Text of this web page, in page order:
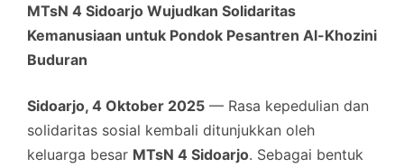
MTsN 4 Sidoarjo Wujudkan Solidaritas
Kemanusiaan untuk Pondok Pesantren Al-Khozini
Buduran
Sidoarjo, 4 Oktober 2025 — Rasa kepedulian dan
solidaritas sosial kembali ditunjukkan oleh
keluarga besar MTsN 4 Sidoarjo. Sebagai bentuk